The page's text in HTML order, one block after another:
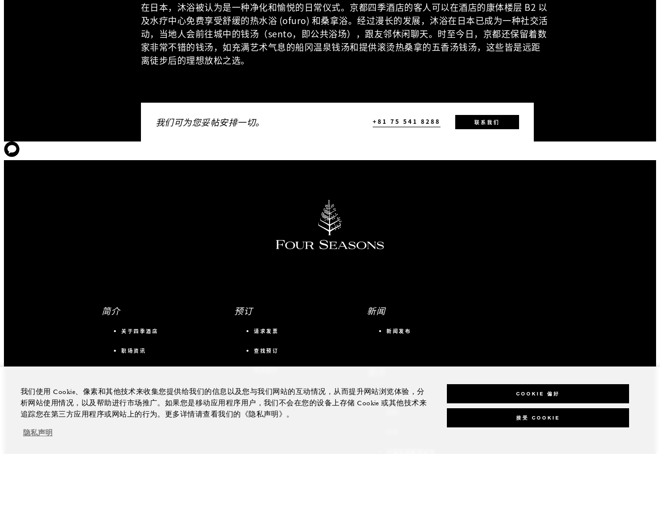
在日本，沐浴被认为是一种净化和愉悦的日常仪式。京都四季酒店的客人可以在酒店的康体楼层 B2 以
及水疗中心免费享受舒缓的热水浴 (ofuro) 和桑拿浴。经过漫长的发展，沐浴在日本已成为一种社交活
动，当地人会前往城中的钱汤（sento，即公共浴场），跟友邻休闲聊天。时至今日，京都还保留着数
家非常不错的钱汤，如充满艺术气息的船冈温泉钱汤和提供滚烫热桑拿的五香汤钱汤，这些皆是远距
离徒步后的理想放松之选。
我们可为您妥帖安排一切。 +81 75 541 8288 联系我们
简介
关于四季酒店
职场资讯
预订
请求发票
查找预订
会议与活动
新闻
新闻发布
私人飞机
我们使用 Cookie、像素和其他技术来收集您提供给我们的信息以及您与我们网站的互动情况，从而提升网站浏览体验，分
析网站使用情况，以及帮助进行市场推广。如果您是移动应用程序用户，我们不会在您的设备上存储 Cookie 或其他技术来
追踪您在第三方应用程序或网站上的行为。更多详情请查看我们的《隐私声明》。
隐私声明
COOKIE 偏好
接受 COOKIE